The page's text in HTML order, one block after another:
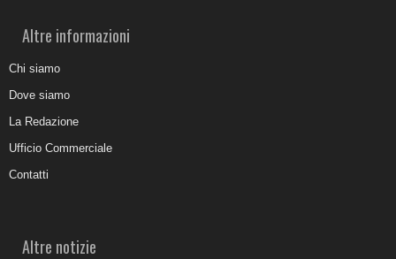
Altre informazioni
Chi siamo
Dove siamo
La Redazione
Ufficio Commerciale
Contatti
Altre notizie